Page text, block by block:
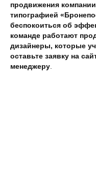
продвижения
типографией
беспокоиться об
команде работают
дизайнеры, которые
оставьте заявку на
менеджеру